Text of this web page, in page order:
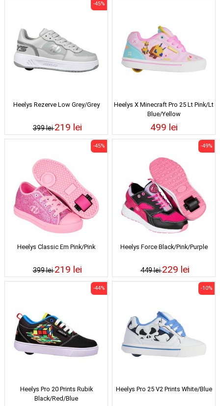
Heelys Rezerve Low Grey/Grey
399 lei
-45%
219 lei
Heelys X Minecraft Pro 25 Lt Pink/Lt
Blue/Yellow
499 lei
Heelys Classic Em Pink/Pink
399 lei
-45%
219 lei
Heelys Force Black/Pink/Purple
449 lei
-49%
229 lei
Heelys Pro 20 Prints Rubik
Black/Red/Blue
-44%
Heelys Pro 25 V2 Prints White/Blue
-10%